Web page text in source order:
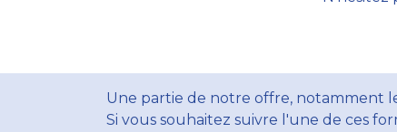
Une partie de notre offre, notamment
Si vous souhaitez suivre l'une de ces